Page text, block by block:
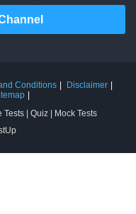
Conditions
Disclaimer
| Quiz | Mock Tests